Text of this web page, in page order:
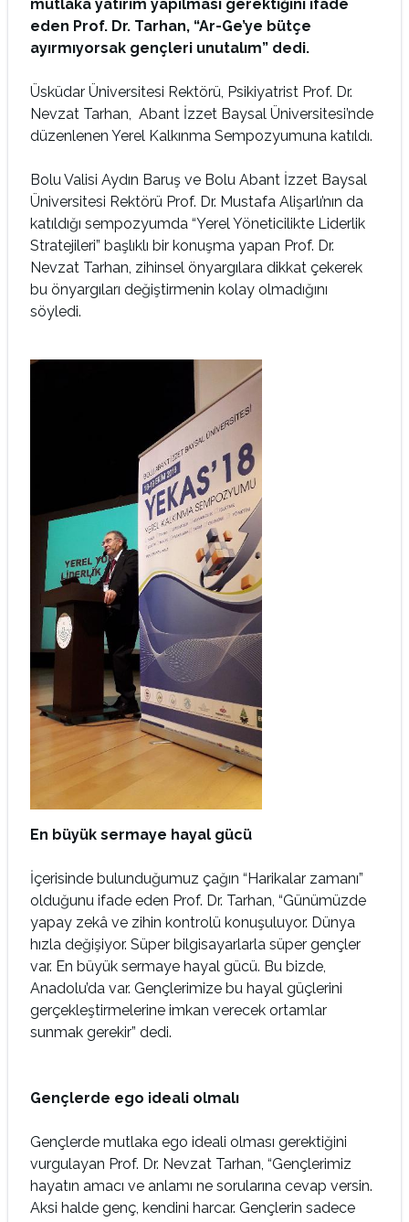
mutlaka yatırım yapılması gerektiğini ifade
eden Prof. Dr. Tarhan, “Ar-Ge’ye bütçe
ayırmıyorsak gençleri unutalım” dedi.
Üsküdar Üniversitesi Rektörü, Psikiyatrist Prof. Dr.
Nevzat Tarhan, Abant İzzet Baysal Üniversitesi’nde
düzenlenen Yerel Kalkınma Sempozyumuna katıldı.
Bolu Valisi Aydın Baruş ve Bolu Abant İzzet Baysal
Üniversitesi Rektörü Prof. Dr. Mustafa Alişarlı’nın da
katıldığı sempozyumda “Yerel Yöneticilikte Liderlik
Stratejileri” başlıklı bir konuşma yapan Prof. Dr.
Nevzat Tarhan, zihinsel önyargılara dikkat çekerek
bu önyargıları değiştirmenin kolay olmadığını
söyledi.
En büyük sermaye hayal gücü
İçerisinde bulunduğumuz çağın “Harikalar zamanı”
olduğunu ifade eden Prof. Dr. Tarhan, “Günümüzde
yapay zekâ ve zihin kontrolü konuşuluyor. Dünya
hızla değişiyor. Süper bilgisayarlarla süper gençler
var. En büyük sermaye hayal gücü. Bu bizde,
Anadolu’da var. Gençlerimize bu hayal güçlerini
gerçekleştirmelerine imkan verecek ortamlar
sunmak gerekir” dedi.
Gençlerde ego ideali olmalı
Gençlerde mutlaka ego ideali olması gerektiğini
vurgulayan Prof. Dr. Nevzat Tarhan, “Gençlerimiz
hayatın amacı ve anlamı ne sorularına cevap versin.
Aksi halde genç, kendini harcar. Gençlerin sadece